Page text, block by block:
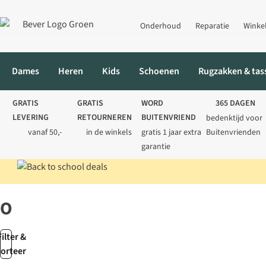
Onderhoud Reparatie
Dames Heren Kids Schoenen Rugzakken &
GRATIS
LEVERING
vanaf 50,-
GRATIS
RETOURNEREN
in de winkels
WORD
BUITENVRIEND
gratis 1 jaar extra
garantie
365 DAGEN
bedenktijd voor
Buitenvrienden
&
Outdoor